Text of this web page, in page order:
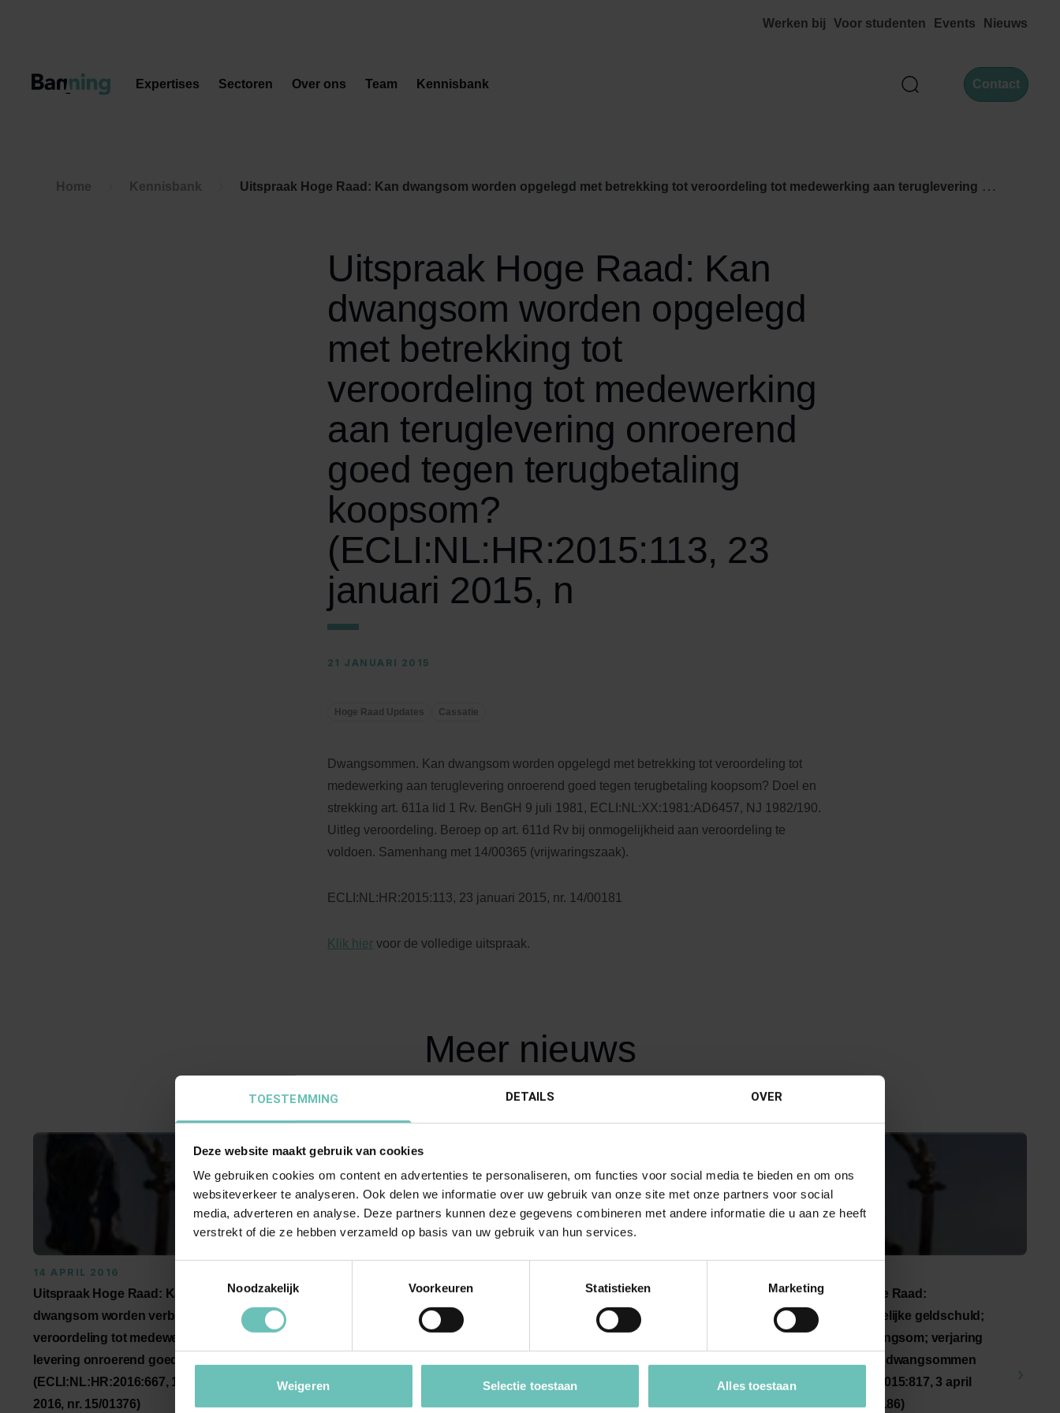
TOESTEMMING DETAILS OVER
Deze website maakt gebruik van cookies
We gebruiken cookies om content en advertenties te personaliseren, om functies voor social media te bieden en om ons
websiteverkeer te analyseren. Ook delen we informatie over uw gebruik van onze site met onze partners voor social
media, adverteren en analyse. Deze partners kunnen deze gegevens combineren met andere informatie die u aan ze heeft
verstrekt of die ze hebben verzameld op basis van uw gebruik van hun services.
Noodzakelijk
Voorkeuren Statistieken Marketing
Weigeren Selectie toestaan Alles toestaan
Werken bij Voor studenten Events Nieuws
Zoek Contact
Expertises Sectoren Over ons Team Kennisbank
Home Kennisbank Uitspraak Hoge Raad: Kan dwangsom worden opgelegd met betrekking tot veroordeling tot medewerking aan teruglevering onroerend goed tegen terugbetaling koopsom? (ECLI:NL:HR:2015:113, 23 januari 2015, n
Uitspraak Hoge Raad: Kan
dwangsom worden opgelegd
met betrekking tot
veroordeling tot medewerking
aan teruglevering onroerend
goed tegen terugbetaling
koopsom?
(ECLI:NL:HR:2015:113, 23
januari 2015, n
21 JANUARI 2015
Hoge Raad Updates Cassatie
Dwangsommen. Kan dwangsom worden opgelegd met betrekking tot veroordeling tot
medewerking aan teruglevering onroerend goed tegen terugbetaling koopsom? Doel en
strekking art. 611a lid 1 Rv. BenGH 9 juli 1981, ECLI:NL:XX:1981:AD6457, NJ 1982/190.
Uitleg veroordeling. Beroep op art. 611d Rv bij onmogelijkheid aan veroordeling te
voldoen. Samenhang met 14/00365 (vrijwaringszaak).
ECLI:NL:HR:2015:113, 23 januari 2015, nr. 14/00181
Klik hier voor de volledige uitspraak.
Meer nieuws
14 APRIL 2016
Uitspraak Hoge Raad: Kan
dwangsom worden verbonden aan
veroordeling tot medewerking aan
levering onroerend goed
(ECLI:NL:HR:2016:667, 15 april
2016, nr. 15/01376)
Uitspraak Hoge Raad: Nakoming
veroordeling onmogelijk? Heeft
hoofdveroordeling te voldoen?
(ECLI:NL:HR:2015:396, 20 februari
Uitspraak Hoge Raad: Procesrecht.
Opheffing dwangsom. Art. 611d Rv
Is het de dwangsomrechter
toegestaan om de dwangsom op te
Uitspraak Hoge Raad:
Bestuursrechtelijke geldschuld;
last onder dwangsom; verjaring
van verbeurde dwangsommen
(ECLI:NL:HR:2015:817, 3 april
2015, nr. 14/00186)